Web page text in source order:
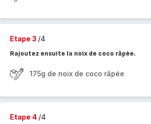
Etape 3 /4
Rajoutez ensuite la noix de coco râpée.
175g de noix de coco râpée
Etape 4 /4